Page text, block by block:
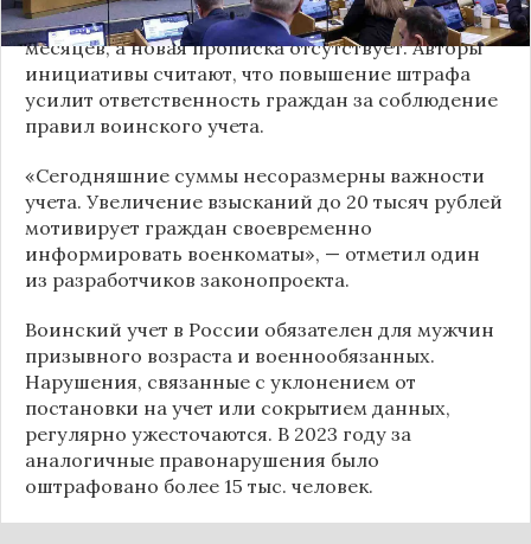
комиссариат о переезде на срок более трех
месяцев, а новая прописка отсутствует. Авторы
инициативы считают, что повышение штрафа
усилит ответственность граждан за соблюдение
правил воинского учета.
«Сегодняшние суммы несоразмерны важности
учета. Увеличение взысканий до 20 тысяч рублей
мотивирует граждан своевременно
информировать военкоматы», — отметил один
из разработчиков законопроекта.
Воинский учет в России обязателен для мужчин
призывного возраста и военнообязанных.
Нарушения, связанные с уклонением от
постановки на учет или сокрытием данных,
регулярно ужесточаются. В 2023 году за
аналогичные правонарушения было
оштрафовано более 15 тыс. человек.